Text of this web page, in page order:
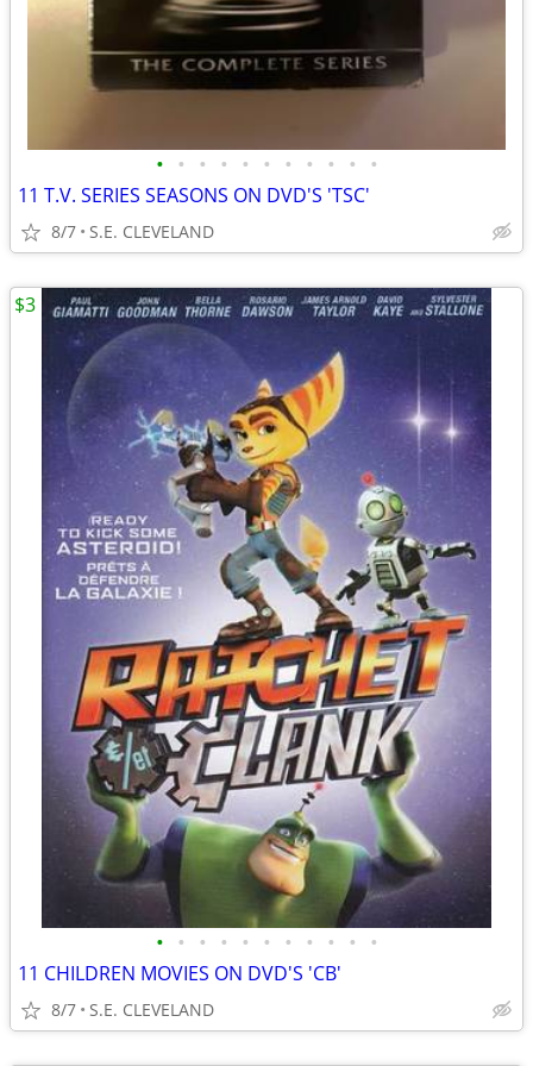
• • • • • • • • • • •
11 T.V. SERIES SEASONS ON DVD'S 'TSC'
8/7 S.E. CLEVELAND
• • • • • • • • • • •
11 CHILDREN MOVIES ON DVD'S 'CB'
8/7 S.E. CLEVELAND
$3